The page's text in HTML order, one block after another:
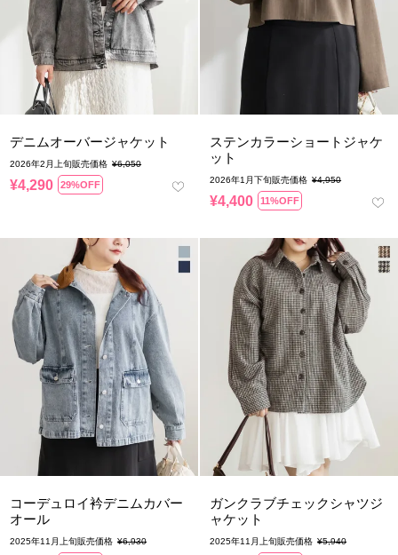
デニムオーバージャケット
2026年2月上旬販売価格 ¥6,050
¥4,290 29%OFF
ステンカラーショートジャケ
ット
2026年1月下旬販売価格 ¥4,950
¥4,400 11%OFF
コーデュロイ衿デニムカバー
オール
2025年11月上旬販売価格 ¥6,930
ガンクラブチェックシャツジ
ャケット
2025年11月上旬販売価格 ¥5,940